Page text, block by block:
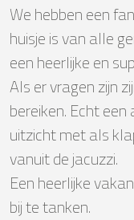
We hebben een
huisje is van alle
een heerlijke en
Als er vragen zijn
bereiken. Echt
uitzicht met als
vanuit de jacuzzi.
Een heerlijke
bij te tanken.